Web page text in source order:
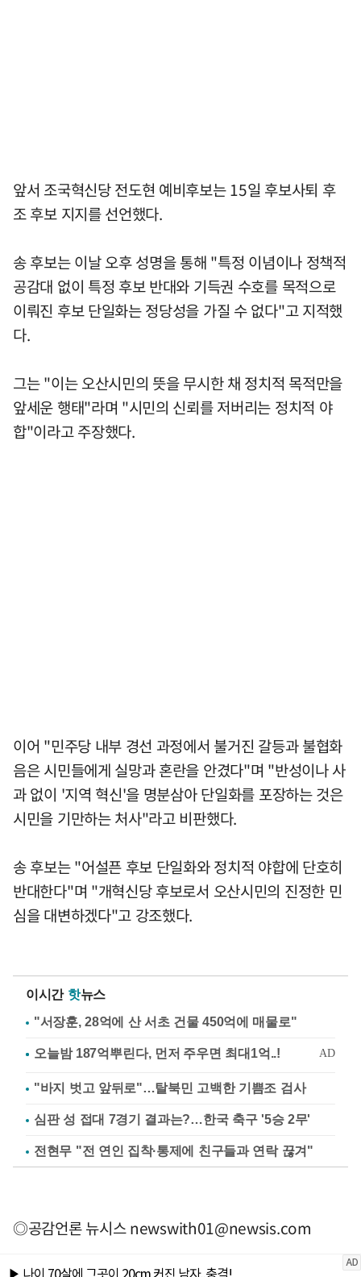
앞서 조국혁신당 전도현 예비후보는 15일 후보사퇴 후
조 후보 지지를 선언했다.
송 후보는 이날 오후 성명을 통해 "특정 이념이나 정책적
공감대 없이 특정 후보 반대와 기득권 수호를 목적으로
이뤄진 후보 단일화는 정당성을 가질 수 없다"고 지적했
다.
그는 "이는 오산시민의 뜻을 무시한 채 정치적 목적만을
앞세운 행태"라며 "시민의 신뢰를 저버리는 정치적 야
합"이라고 주장했다.
이어 "민주당 내부 경선 과정에서 불거진 갈등과 불협화
음은 시민들에게 실망과 혼란을 안겼다"며 "반성이나 사
과 없이 '지역 혁신'을 명분삼아 단일화를 포장하는 것은
시민을 기만하는 처사"라고 비판했다.
송 후보는 "어설픈 후보 단일화와 정치적 야합에 단호히
반대한다"며 "개혁신당 후보로서 오산시민의 진정한 민
심을 대변하겠다"고 강조했다.
이시간 핫뉴스
"서장훈, 28억에 산 서초 건물 450억에 매물로"
"바지 벗고 앞뒤로"…탈북민 고백한 기쁨조 검사
심판 성 접대 7경기 결과는?…한국 축구 '5승 2무'
전현무 "전 연인 집착·통제에 친구들과 연락 끊겨"
◎공감언론 뉴시스newswith01@newsis.com